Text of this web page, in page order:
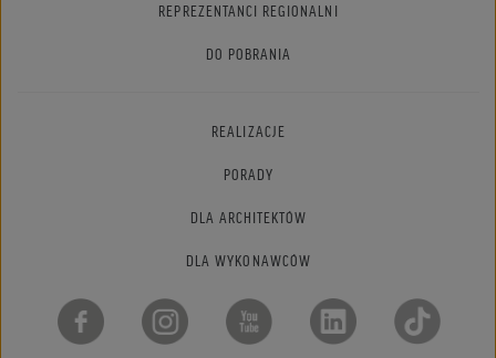
REPREZENTANCI REGIONALNI
DO POBRANIA
REALIZACJE
PORADY
DLA ARCHITEKTÓW
DLA WYKONAWCÓW